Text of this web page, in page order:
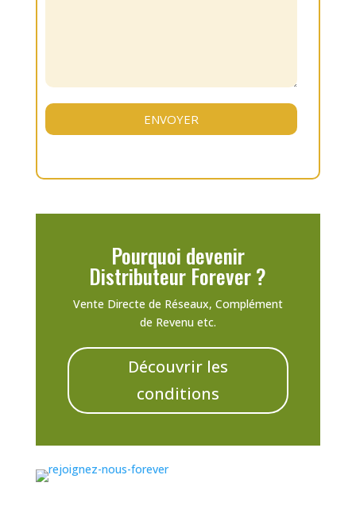
Pourquoi devenir
Distributeur Forever ?
Vente Directe de Réseaux, Complément
de Revenu etc.
Découvrir les
conditions